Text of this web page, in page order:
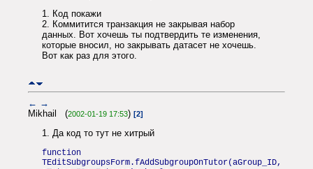
1. Код покажи
2. Коммитится транзакция не закрывая набор
данных. Вот хочешь ты подтвердить те изменения,
которые вносил, но закрывать датасет не хочешь.
Вот как раз для этого.
← →
Mikhail (2002-01-19 17:53) [2]
1. Да код то тут не хитрый
function
TEditSubgroupsForm.fAddSubgroupOnTutor(aGroup_ID,